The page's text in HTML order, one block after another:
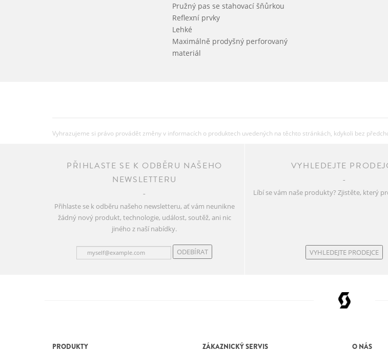
Pružný pas se stahovací šňůrkou
Reflexní prvky
Lehké
Maximálně prodyšný perforovaný
materiál
Vyhrazujeme si právo provádět změny v informacích o produktech uvedených na těchto stránkách, kdykoli bez
PŘIHLASTE SE K ODBĚRU NAŠEHO
NEWSLETTERU
Přihlaste se k odběru našeho newsletteru, ať vám neunikne
žádný nový produkt, technologie, událost, soutěž, ani nic
jiného z naší nabídky.
ODEBÍRAT
VYHLEDEJTE
Líbí se vám naše produkty? Zjistěte, který
VYHLEDEJTE PRODEJCE
PRODUKTY ZÁKAZNICKÝ SERVIS O NÁS